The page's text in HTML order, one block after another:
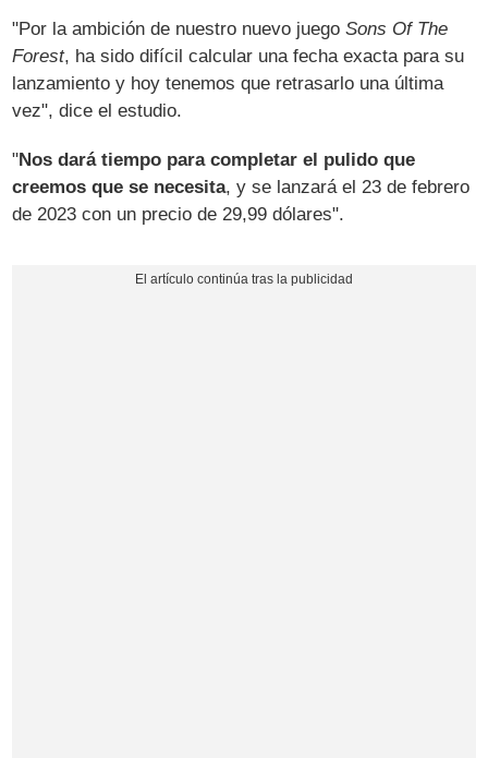
"Por la ambición de nuestro nuevo juegoSons Of The
Forest, ha sido difícil calcular una fecha exacta para su
lanzamiento y hoy tenemos que retrasarlo una última
vez", dice el estudio.
"Nos dará tiempo para completar el pulido que
creemos que se necesita, y se lanzará el 23 de febrero
de 2023 con un precio de 29,99 dólares".